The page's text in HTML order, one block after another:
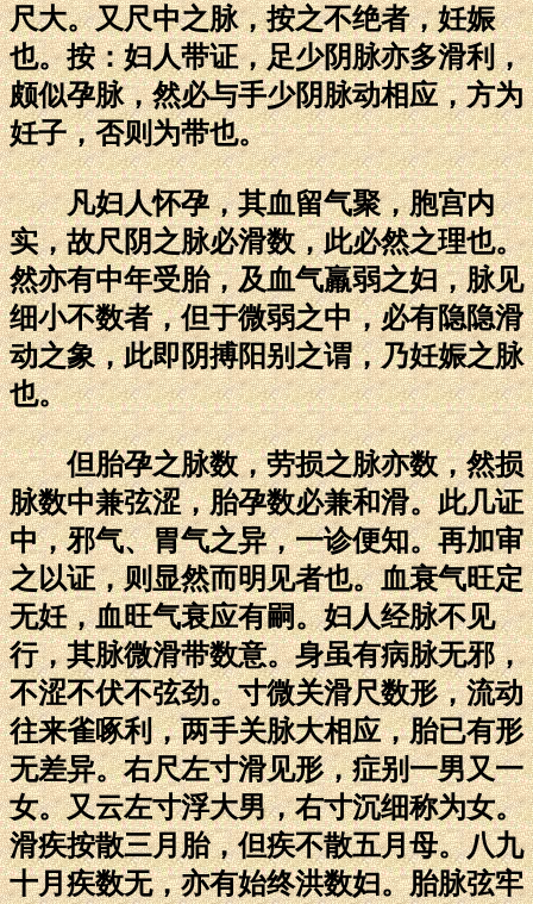
尺大。又尺中之脉，按之不绝者，妊娠
也。按：妇人带证，足少阴脉亦多滑利，
颇似孕脉，然必与手少阴脉动相应，方为
妊子，否则为带也。
凡妇人怀孕，其血留气聚，胞宫内
实，故尺阴之脉必滑数，此必然之理也。
然亦有中年受胎，及血气羸弱之妇，脉见
细小不数者，但于微弱之中，必有隐隐滑
动之象，此即阴搏阳别之谓，乃妊娠之脉
也。
但胎孕之脉数，劳损之脉亦数，然损
脉数中兼弦涩，胎孕数必兼和滑。此几证
中，邪气、胃气之异，一诊便知。再加审
之以证，则显然而明见者也。血衰气旺定
无妊，血旺气衰应有嗣。妇人经脉不见
行，其脉微滑带数意。身虽有病脉无邪，
不涩不伏不弦劲。寸微关滑尺数形，流动
往来雀啄利，两手关脉大相应，胎已有形
无差异。右尺左寸滑见形，症别一男又一
女。又云左寸浮大男，右寸沉细称为女。
滑疾按散三月胎，但疾不散五月母。八九
十月疾数无，亦有始终洪数妇。胎脉弦牢